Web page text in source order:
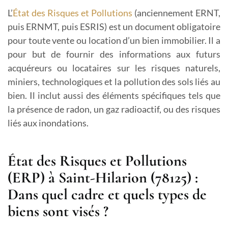
L’État des Risques et Pollutions (anciennement ERNT,
puis ERNMT, puis ESRIS) est un document obligatoire
pour toute vente ou location d’un bien immobilier. Il a
pour but de fournir des informations aux futurs
acquéreurs ou locataires sur les risques naturels,
miniers, technologiques et la pollution des sols liés au
bien. Il inclut aussi des éléments spécifiques tels que
la présence de radon, un gaz radioactif, ou des risques
liés aux inondations.
État des Risques et Pollutions
(ERP) à Saint-Hilarion (78125) :
Dans quel cadre et quels types de
biens sont visés ?